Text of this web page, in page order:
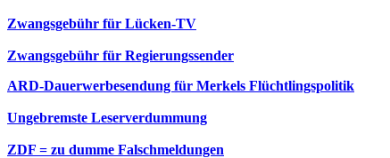
Zwangsgebühr für Lücken-TV
Zwangsgebühr für Regierungssender
ARD-Dauerwerbesendung für Merkels Flüchtlingspolitik
Ungebremste Leserverdummung
ZDF = zu dumme Falschmeldungen